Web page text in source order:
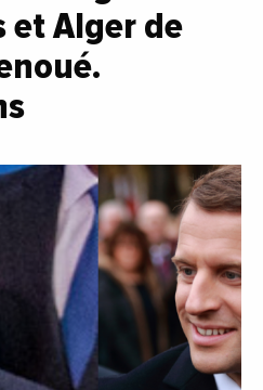
et Alger de